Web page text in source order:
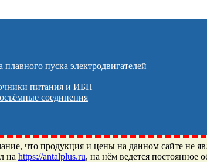
плавного пуска электродвигателей
питания и ИБП
соединения
что продукция и цены на данном сайте не
на https://antalplus.ru, на нём ведется постоянное